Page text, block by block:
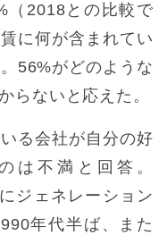
（2018との比較で
に何が含まれてい
56%がどのような
らないと応えた。
る会社が自分の好
は不満と回答。
ジェネレーション
年代半ば、また